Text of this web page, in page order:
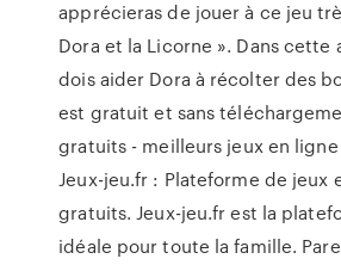
apprécieras de jouer à ce jeu
Dora et la Licorne ». Dans cette
dois aider Dora à récolter des
est gratuit et sans
gratuits - meilleurs jeux en ligne
Jeux-jeu.fr : Plateforme de jeux
gratuits. Jeux-jeu.fr est la
idéale pour toute la famille.